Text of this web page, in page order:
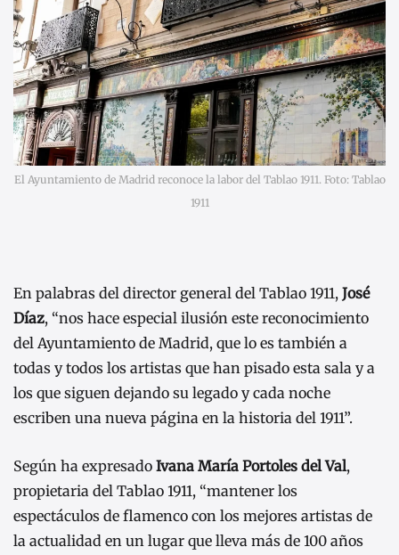
El Ayuntamiento de Madrid reconoce la labor del Tablao 1911. Foto: Tablao
1911
En palabras del director general del Tablao 1911, José
Díaz, “nos hace especial ilusión este reconocimiento
del Ayuntamiento de Madrid, que lo es también a
todas y todos los artistas que han pisado esta sala y a
los que siguen dejando su legado y cada noche
escriben una nueva página en la historia del 1911”.
Según ha expresado Ivana María Portoles del Val,
propietaria del Tablao 1911, “mantener los
espectáculos de flamenco con los mejores artistas de
la actualidad en un lugar que lleva más de 100 años